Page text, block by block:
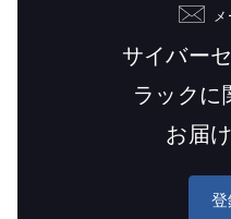
サイバー
ラックに
お届
登